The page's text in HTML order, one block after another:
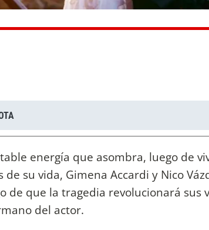
energía que asombra, luego de
de su vida, Gimena Accardi y Nico
de que la tragedia revolucionará sus
del actor.